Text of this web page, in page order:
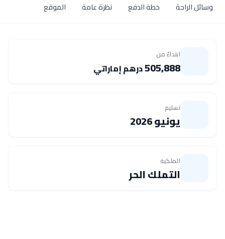
وسائل الراحة خطة الدفع نظرة عامة الموقع
ابتداءً من
505,888درهم إماراتي
تسليم
يونيو 2026
الملكية
التملك الحر